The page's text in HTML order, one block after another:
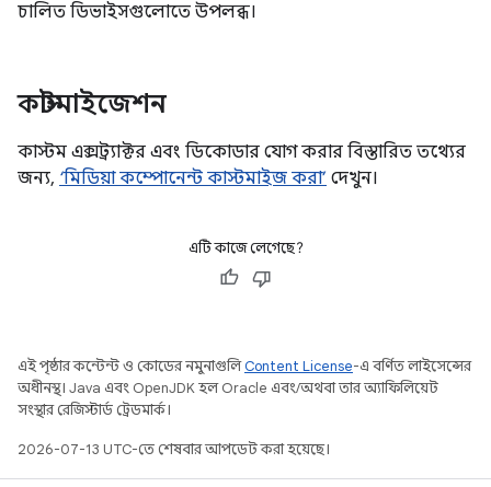
চালিত ডিভাইসগুলোতে উপলব্ধ।
কাস্টমাইজেশন
কাস্টম এক্সট্র্যাক্টর এবং ডিকোডার যোগ করার বিস্তারিত তথ্যের
জন্য, ‘মিডিয়া কম্পোনেন্ট কাস্টমাইজ করা’ দেখুন।
এটি কাজে লেগেছে?
এই পৃষ্ঠার কন্টেন্ট ও কোডের নমুনাগুলিContent License-এ বর্ণিত লাইসেন্সের
অধীনস্থ। Java এবং OpenJDK হল Oracle এবং/অথবা তার অ্যাফিলিয়েট
সংস্থার রেজিস্টার্ড ট্রেডমার্ক।
2026-07-13 UTC-তে শেষবার আপডেট করা হয়েছে।